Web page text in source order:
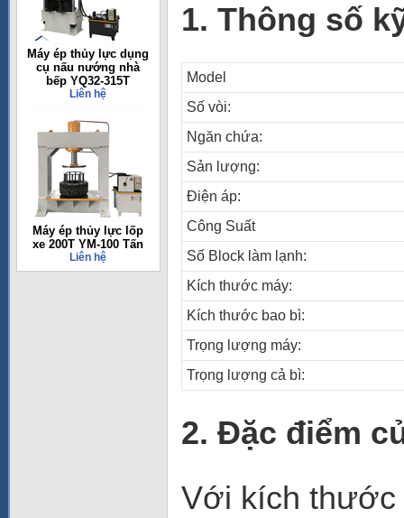
Máy ép thủy lực dụng
cụ nấu nướng nhà
bếp YQ32-315T
Liên hệ
Máy ép thủy lực lốp
xe 200T YM-100 Tấn
Liên hệ
1. Thông số
Model
Số vòi:
Ngăn chứa:
Sản lượng:
Điện áp:
Công Suất
Số Block làm lạnh:
Kích thước máy:
Kích thước bao bì:
Trọng lượng máy:
Trọng lượng cả bì:
2. Đặc điểm
Với kích thước